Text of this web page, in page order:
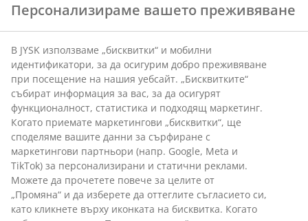
Персонализираме вашето преживяване
В JYSK използваме „бисквитки“ и мобилни
идентификатори, за да осигурим добро преживяване
при посещение на нашия уебсайт. „Бисквитките“
събират информация за вас, за да осигурят
функционалност, статистика и подходящ маркетинг.
Когато приемате маркетингови „бисквитки“, ще
споделяме вашите данни за сърфиране с
маркетингови партньори (напр. Google, Meta и
TikTok) за персонализирани и статични реклами.
Можете да прочетете повече за целите от
„Промяна“ и да изберете да оттеглите съгласието си,
като кликнете върху иконката на бисквитка. Когато